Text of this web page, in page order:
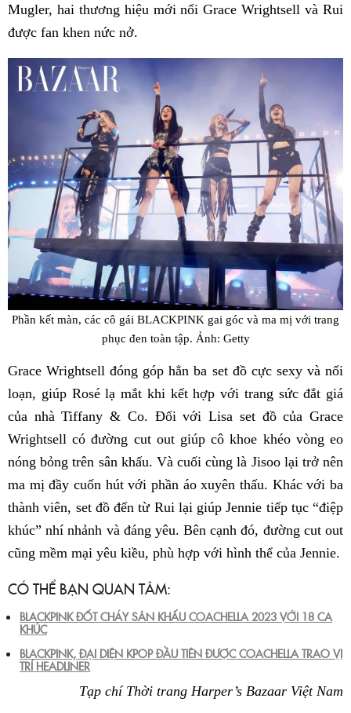
Mugler, hai thương hiệu mới nổi Grace Wrightsell và Rui
được fan khen nức nở.
Phần kết màn, các cô gái BLACKPINK gai góc và ma mị với trang
phục đen toàn tập. Ảnh: Getty
Grace Wrightsell đóng góp hẳn ba set đồ cực sexy và nổi
loạn, giúp Rosé lạ mắt khi kết hợp với trang sức đắt giá
của nhà Tiffany & Co. Đối với Lisa set đồ của Grace
Wrightsell có đường cut out giúp cô khoe khéo vòng eo
nóng bỏng trên sân khấu. Và cuối cùng là Jisoo lại trở nên
ma mị đầy cuốn hút với phần áo xuyên thấu. Khác với ba
thành viên, set đồ đến từ Rui lại giúp Jennie tiếp tục “điệp
khúc” nhí nhảnh và đáng yêu. Bên cạnh đó, đường cut out
cũng mềm mại yêu kiều, phù hợp với hình thể của Jennie.
CÓ THỂ BẠN QUAN TÂM:
BLACKPINK ĐỐT CHÁY SÂN KHẤU COACHELLA 2023 VỚI 18 CA
KHÚC
BLACKPINK, ĐẠI DIỆN KPOP ĐẦU TIÊN ĐƯỢC COACHELLA TRAO VỊ
TRÍ HEADLINER
Tạp chí Thời trang Harper’s Bazaar Việt Nam